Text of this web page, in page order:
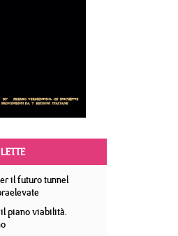
il futuro tunnel
piano viabilità.